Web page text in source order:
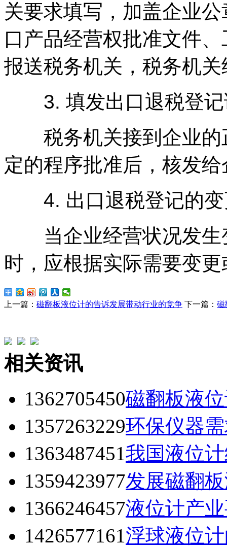
关要求填写，加盖企业
口产品经营权批准文件
报送税务机关，税务机
3. 填发出口退税登记
税务机关接到企业的
定的程序批准后，核发
4. 出口退税登记的变
当企业经营状况发生
时，应根据实际需要变
上一篇： 磁翻板液位计的告诉发展带动行业的竞争 下一篇： 磁
相关资讯
1362705450磁翻板液
1357263229环保仪器
1363487451我国液位
1359423977发展磁翻
1366246457液位计产
1426577161浮球液位